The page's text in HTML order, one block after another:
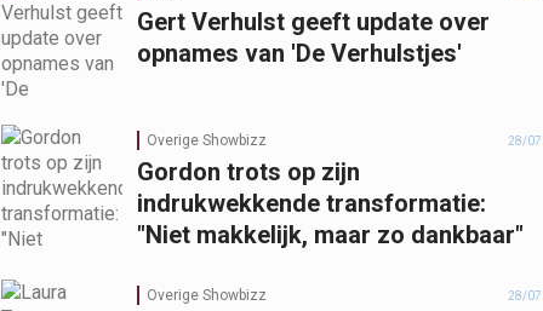
Gert Verhulst geeft update over
opnames van 'De Verhulstjes'
Overige Showbizz 28/07
Gordon trots op zijn
indrukwekkende transformatie:
"Niet makkelijk, maar zo dankbaar"
Overige Showbizz 28/07